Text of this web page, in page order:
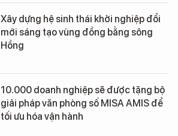
Xây dựng hệ sinh thái khởi nghiệp đổi
mới sáng tạo vùng đồng bằng sông
Hồng
10.000 doanh nghiệp sẽ được tặng bộ
giải pháp văn phòng số MISA AMIS để
tối ưu hóa vận hành